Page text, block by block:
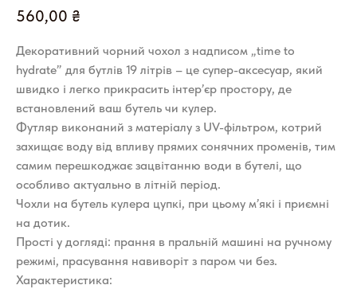
560,00 ₴
Декоративний чорний чохол з надписом „time to
hydrate” для бутлів 19 літрів – це супер-аксесуар, який
швидко і легко прикрасить інтер’єр простору, де
встановлений ваш бутель чи кулер.
Футляр виконаний з матеріалу з UV-фільтром, котрий
захищає воду від впливу прямих сонячних променів, тим
самим перешкоджає зацвітанню води в бутелі, що
особливо актуально в літній період.
Чохли на бутель кулера цупкі, при цьому м’які і приємні
на дотик.
Прості у догляді: прання в пральній машині на ручному
режимі, прасування навиворіт з паром чи без.
Характеристика: